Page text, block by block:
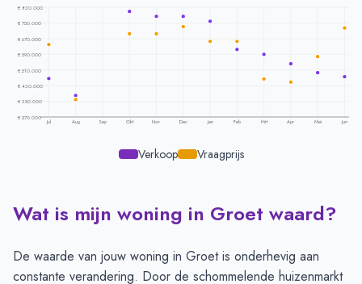
€ 830.000
€ 750.000
€ 670.000
€ 590.000
€ 510.000
€ 430.000
€ 350.000
€ 270.000
Jul Aug Sep Okt Nov Dec Jan Feb Mrt Apr Mei Jun
Verkoop Vraagprijs
Prijsontwikkeling per maand -Groet
Vraagprijs
Verkoopprijs
Juli
€ 641.000€ 466.666
Augustus
€ 359.000 € 380.000
Wat is mijn woning in Groet waard?
De waarde van jouw woning in Groet is onderhevig aan
constante verandering. Door de schommelende huizenmarkt